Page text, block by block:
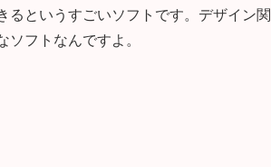
るというすごいソフトです。デザイン関
フトなんですよ。